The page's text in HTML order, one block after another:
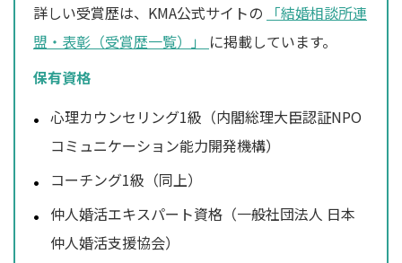
詳しい受賞歴は、KMA公式サイトの
「結婚相談所連
盟・表彰（受賞歴一覧）」 に掲載しています。
保有資格
心理カウンセリング1級（内閣総理大臣認証NPO
コミュニケーション能力開発機構）
コーチング1級（同上）
仲人婚活エキスパート資格（一般社団法人 日本
仲人婚活支援協会）